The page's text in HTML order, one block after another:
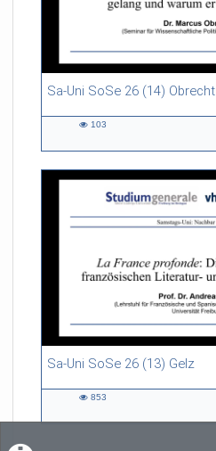
Sa-Uni SoSe 26 (14) Obrecht
46:53 duration
103
Sa-Uni SoSe 26 (13) Gelz
55:13 duration
853